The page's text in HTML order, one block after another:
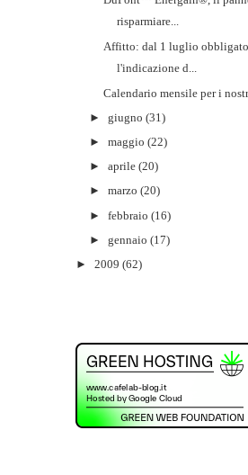
risparmiare...
Affitto: dal 1 luglio
l'indicazione d...
Calendario mensile per i
►giugno (31)
►maggio (22)
►aprile (20)
►marzo (20)
►febbraio (16)
►gennaio (17)
► 2009 (62)